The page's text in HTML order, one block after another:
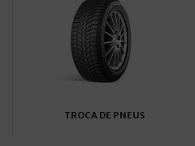
TROCA DE PNEUS